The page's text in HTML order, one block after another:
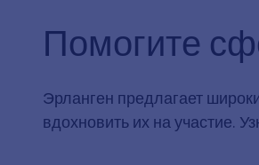
Помогите
Эрланген предлагает
вдохновить их на участие.